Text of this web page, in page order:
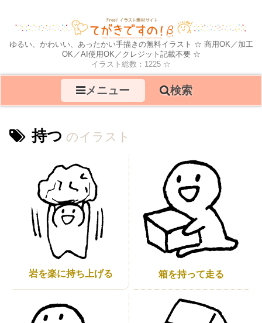
ゆるい、かわいい、あったかい手描きの無料イラスト ☆ 商用OK／加工
OK／AI使用OK／クレジット記載不要 ☆
イラスト総数：1225 ☆
メニュー 検索
持つ
岩を楽に持ち上げる 箱を持って走る